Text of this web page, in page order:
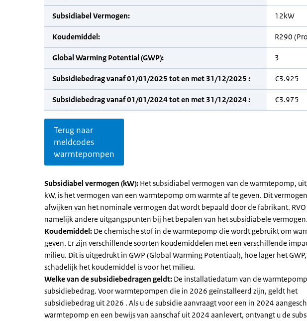
Subsidiabel Vermogen: 12kW
Koudemiddel: R290
Global Warming Potential (GWP): 3
Subsidiebedrag vanaf 01/01/2025 tot en met 31/12/2025 : €3.925
Subsidiebedrag vanaf 01/01/2024 tot en met 31/12/2024 : €3.975
Terug naar
meldcodes
warmtepompen
Subsidiabel vermogen (kW): Het subsidiabel vermogen van de warmtepomp,
kW, is het vermogen van een warmtepomp om warmte af te geven. Dit
afwijken van het nominale vermogen dat wordt bepaald door de fabrikant.
namelijk andere uitgangspunten bij het bepalen van het subsidiabele vermogen.
Koudemiddel: De chemische stof in de warmtepomp die wordt gebruikt om
geven. Er zijn verschillende soorten koudemiddelen met een verschillende
milieu. Dit is uitgedrukt in GWP (Global Warming Potentiaal), hoe lager het
schadelijk het koudemiddel is voor het milieu.
Welke van de subsidiebedragen geldt: De installatiedatum van de
subsidiebedrag. Voor warmtepompen die in 2026 geïnstalleerd zijn, geldt het
subsidiebedrag uit 2026 . Als u de subsidie aanvraagt voor een in 2024
warmtepomp en een bewijs van aanschaf uit 2024 aanlevert, ontvangt u de